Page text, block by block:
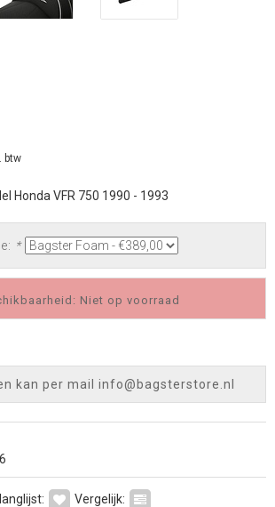
btw
Honda VFR 750 1990 - 1993
*
Niet op voorraad
kan per mail info@bagsterstore.nl
Vergelijk: